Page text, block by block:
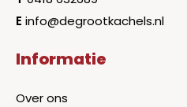
E info@degrootkachels.nl
Informatie
Over ons